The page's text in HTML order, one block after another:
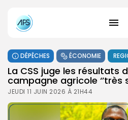
DÉPÊCHES ÉCONOMIE
La CSS juge les résultats
campagne agricole ‘’très
JEUDI 11 JUIN 2026 À 21H44